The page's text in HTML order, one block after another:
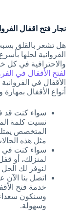
نجار فتح اقفال
هل تشعر بالقلق
الفروانية لحلها
والاحترافية في كل
لفتح الأقفال في
الأقفال في
أنواع الأقفال بمهارة
سواء كنت قد
نسيت كلمة
المتخصص
مثل هذه
سواء كنت في
لمنزلك، أو
لنوفر لك الحل
اتصل بنا الآن
خدمة فتح
وسنكون
وسهولة.